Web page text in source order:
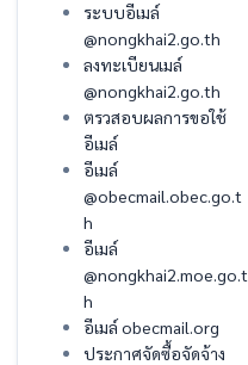
ระบบอีเมล์
@nongkhai2.go.th
ลงทะเบียนเมล์
@nongkhai2.go.th
ตรวสอบผลการขอใช้
อีเมล์
อีเมล์
@obecmail.obec.go.t
h
อีเมล์
@nongkhai2.moe.go.t
h
อีเมล์ obecmail.org
ประกาศจัดซื้อจัดจ้าง